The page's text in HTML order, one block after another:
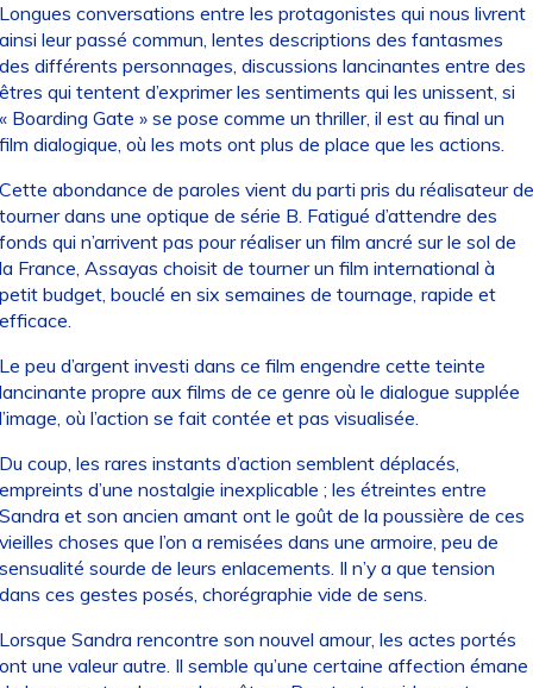
conversations entre les protagonistes qui nous livrent
leur passé commun, lentes descriptions des fantasmes
différents personnages, discussions lancinantes entre des
qui tentent d’exprimer les sentiments qui les unissent, si
Boarding Gate » se pose comme un thriller, il est au final un
dialogique, où les mots ont plus de place que les actions.
abondance de paroles vient du parti pris du réalisateur de
dans une optique de série B. Fatigué d’attendre des
qui n’arrivent pas pour réaliser un film ancré sur le sol de
France, Assayas choisit de tourner un film international à
budget, bouclé en six semaines de tournage, rapide et
peu d’argent investi dans ce film engendre cette teinte
propre aux films de ce genre où le dialogue supplée
où l’action se fait contée et pas visualisée.
coup, les rares instants d’action semblent déplacés,
d’une nostalgie inexplicable ; les étreintes entre
et son ancien amant ont le goût de la poussière de ces
choses que l’on a remisées dans une armoire, peu de
sourde de leurs enlacements. Il n’y a que tension
ces gestes posés, chorégraphie vide de sens.
Sandra rencontre son nouvel amour, les actes portés
une valeur autre. Il semble qu’une certaine affection émane